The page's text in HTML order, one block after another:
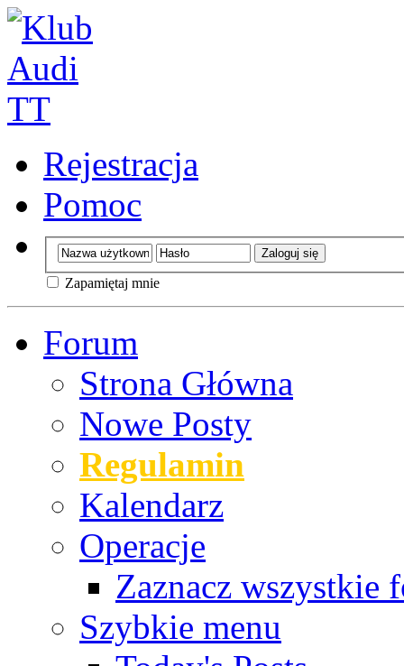
Rejestracja
Pomoc
Zapamiętaj mnie
Forum
Strona Główna
Nowe Posty
Regulamin
Kalendarz
Operacje
Zaznacz wszystkie
Szybkie menu